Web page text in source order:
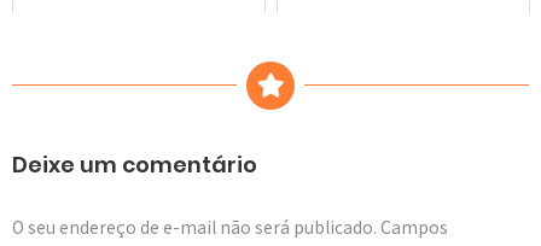
Deixe um comentário
O seu endereço de e-mail não será publicado. Campos